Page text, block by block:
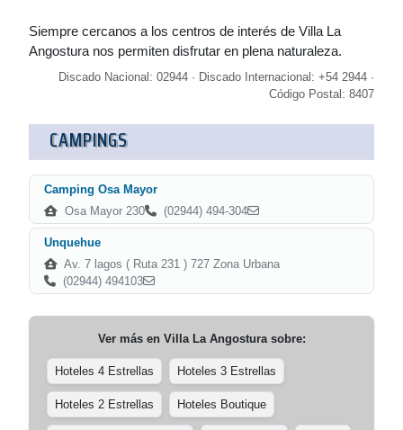
Siempre cercanos a los centros de interés de Villa La
Angostura nos permiten disfrutar en plena naturaleza.
Discado Nacional: 02944 · Discado Internacional: +54 2944 ·
Código Postal: 8407
CAMPINGS
Camping Osa Mayor
Osa Mayor 230
(02944) 494-304
Unquehue
Av. 7 lagos ( Ruta 231 ) 727 Zona Urbana
(02944) 494103
Ver más en Villa La Angosturasobre:
Hoteles 4 Estrellas Hoteles 3 Estrellas
Hoteles 2 Estrellas Hoteles Boutique